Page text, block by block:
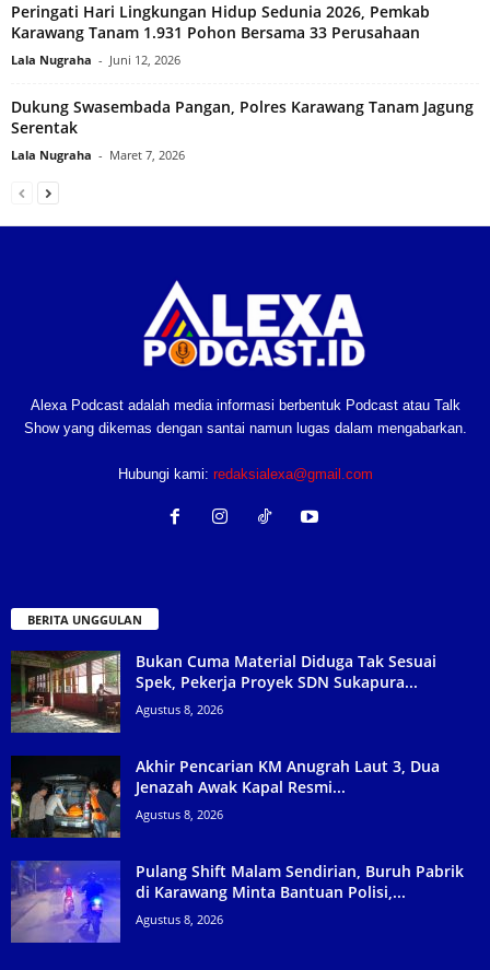
Peringati Hari Lingkungan Hidup Sedunia 2026, Pemkab
Karawang Tanam 1.931 Pohon Bersama 33 Perusahaan
Lala Nugraha - Juni 12, 2026
Dukung Swasembada Pangan, Polres Karawang Tanam Jagung
Serentak‎
Lala Nugraha - Maret 7, 2026
Alexa Podcast adalah media informasi berbentuk Podcast atau Talk
Show yang dikemas dengan santai namun lugas dalam mengabarkan.
Hubungi kami: redaksialexa@gmail.com
BERITA UNGGULAN
Bukan Cuma Material Diduga Tak Sesuai
Spek, Pekerja Proyek SDN Sukapura...
Agustus 8, 2026
Akhir Pencarian KM Anugrah Laut 3, Dua
Jenazah Awak Kapal Resmi...
Agustus 8, 2026
Pulang Shift Malam Sendirian, Buruh Pabrik
di Karawang Minta Bantuan Polisi,...
Agustus 8, 2026